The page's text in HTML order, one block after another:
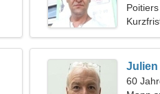
nach
Poitiers
Julien
60